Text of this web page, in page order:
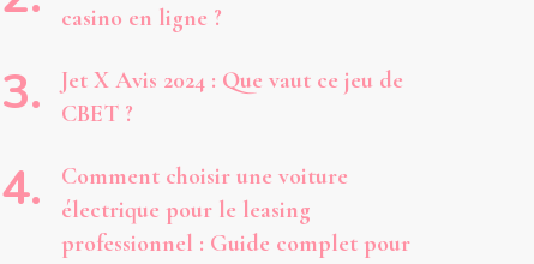
casino en ligne ?
Jet X Avis 2024 : Que vaut ce jeu de
CBET ?
Comment choisir une voiture
électrique pour le leasing
professionnel : Guide complet pour